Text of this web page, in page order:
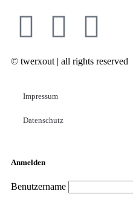
© twerxout | all rights reserved
Impressum
Datenschutz
Anmelden
Benutzername